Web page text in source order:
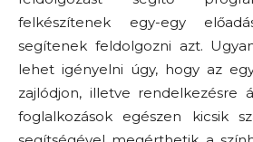
felkészítenek egy-egy
segítenek feldolgozni azt.
lehet igényelni úgy, hogy az
zajlódjon, illetve rendelkezésre
foglalkozások egészen kicsik